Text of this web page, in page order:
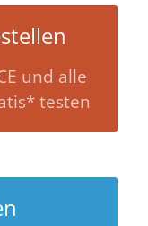
und alle
testen